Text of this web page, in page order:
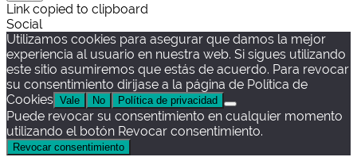
Link copied to clipboard
Social
Utilizamos cookies para asegurar que damos la mejor
experiencia al usuario en nuestra web. Si sigues utilizando
este sitio asumiremos que estás de acuerdo. Para revocar
su consentimiento dirijase a la página de Política de
Cookies Vale No Política de privacidad
Puede revocar su consentimiento en cualquier momento
utilizando el botón Revocar consentimiento.
Revocar consentimiento